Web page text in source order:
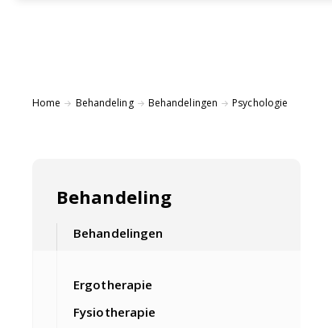
Home Behandeling Behandelingen Psychologie
Behandeling
Behandelingen
Ergotherapie
Fysiotherapie